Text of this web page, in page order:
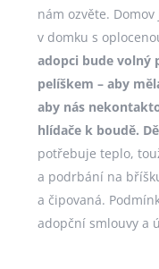
nám ozvěte.
v domku s
adopci bude volný
pelíškem – aby
aby nás
hlídače k boudě.
potřebuje teplo,
a podrbání na
a čipovaná.
adopční smlouvy a